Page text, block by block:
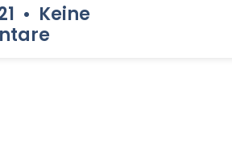
Keine